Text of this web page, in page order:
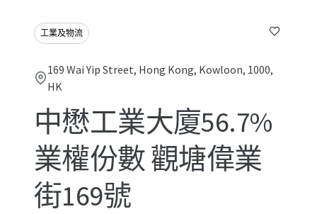
工業及物流
169 Wai Yip Street, Hong Kong, Kowloon, 1000,
HK
中懋工業大廈56.7%
業權份數 觀塘偉業
街169號